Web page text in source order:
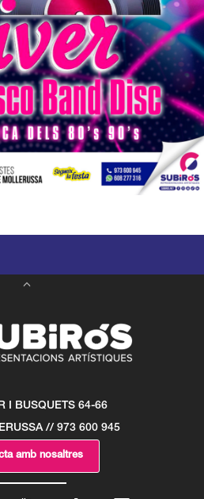
I BUSQUETS 64-66
// 973 600 945
amb nosaltres